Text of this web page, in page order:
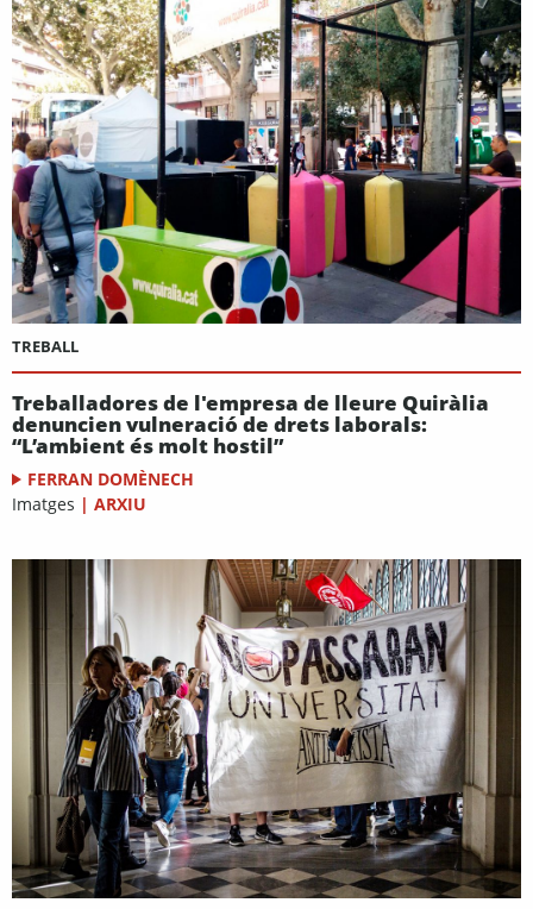
TREBALL
Treballadores de l'empresa de lleure Quiràlia
denuncien vulneració de drets laborals:
“L’ambient és molt hostil”
FERRAN DOMÈNECH
Imatges | ARXIU